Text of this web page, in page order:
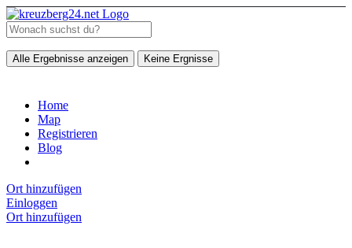
Alle Ergebnisse anzeigen Keine Ergnisse
Home
Map
Registrieren
Blog
Ort hinzufügen
Einloggen
Ort hinzufügen